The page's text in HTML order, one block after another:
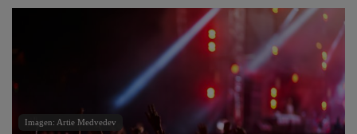
Imagen: Artie Medvedev